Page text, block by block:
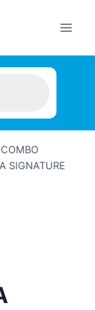
COMBO
SIGNATURE